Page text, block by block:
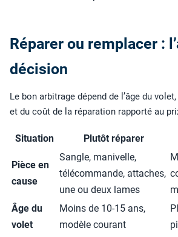
Réparer ou remplacer :
décision
Le bon arbitrage dépend de l’âge du
et du coût de la réparation rapporté au
Situation Plutôt réparer
Pièce en
cause
Sangle, manivelle,
télécommande, attaches,
une ou deux lames
Âge du
volet
Moins de 10-15 ans,
modèle courant